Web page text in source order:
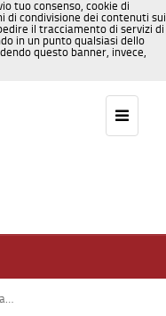
tuo consenso, cookie di
condivisione dei contenuti sui
il tracciamento di servizi di
in un punto qualsiasi dello
questo banner, invece,
Efficienza energetica 2018